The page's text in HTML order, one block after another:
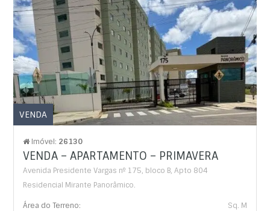
VENDA
Imóvel: 26130
VENDA – APARTAMENTO – PRIMAVERA
Avenida Presidente Vargas nº 175, bloco B, Apto 804
Residencial Mirante Panorâmico.
Área do Terreno:
Sq. M